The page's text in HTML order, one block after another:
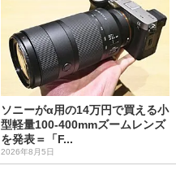
ソニーがα用の14万円で買える小
型軽量100-400mmズームレンズ
を発表＝「F...
2026年8月5日